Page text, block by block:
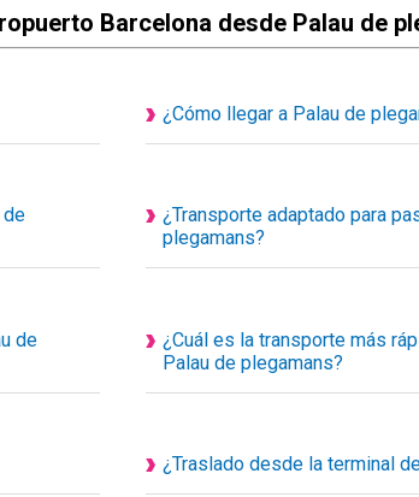
Barcelona desde Palau de
privados y
¿Cómo llegar a Palau de
Traslado desde el aeropuerto a
Conoceras el coste del traslado
de
¿Transporte adaptado para
plegamans?
Sí disponemos de transporte
Taxis especializados y adaptados
de
facilitar el
Whatsapp
¿Cuál es la transporte más
Palau de plegamans?
Existe varios medios de
Con Happy Transfer viaja a
estación de
¿Traslado desde la terminal
Puedes reservar transfer desde